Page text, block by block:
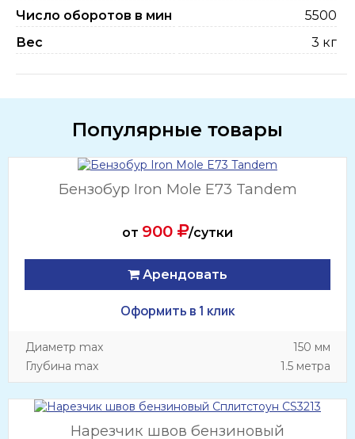
Число оборотов в мин
5500
Вес
3 кг
Популярные товары
Бензобур Iron Mole E73 Tandem
от 900 /сутки
Арендовать
Оформить в 1 клик
Диаметр max
150 мм
Глубина max
1.5 метра
Нарезчик швов бензиновый